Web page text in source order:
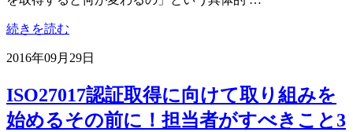
続きを読む
2016年09月29日
ISO27017認証取得に向けて取り組みを
始めるその前に！担当者がすべきこと3